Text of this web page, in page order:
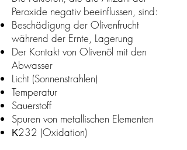
Peroxide negativ beeinflussen, sind:
Beschädigung der Olivenfrucht
während der Ernte, Lagerung
Der Kontakt von Olivenöl mit den
Abwasser
Licht (Sonnenstrahlen)
Temperatur
Sauerstoff
Spuren von metallischen Elementen
Κ232 (Oxidation)